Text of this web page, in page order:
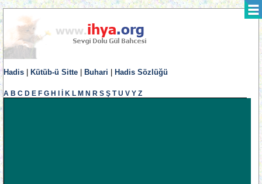
Hadis Kütüb-ü Sitte Buhari Hadis Sözlüğü
A B C D E F G H K L M N R S Ş T U V Y Z